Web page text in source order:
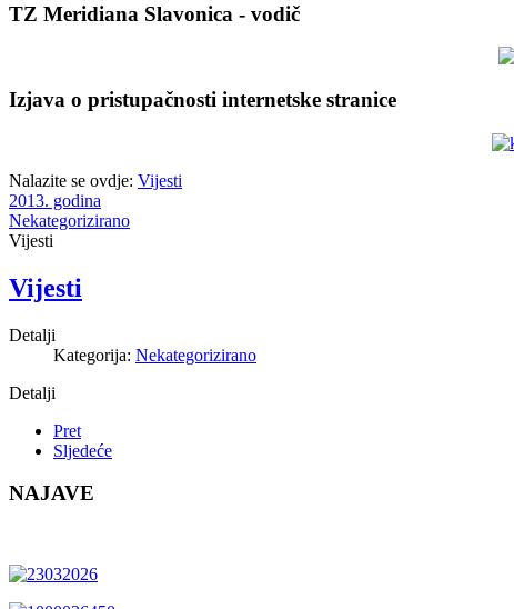
TZ Meridiana Slavonica - vodič
Izjava o pristupačnosti internetske stranice
Nalazite se ovdje: Vijesti
2013. godina
Nekategorizirano
Vijesti
Vijesti
Detalji
Kategorija: Nekategorizirano
Detalji
Pret
Sljedeće
NAJAVE